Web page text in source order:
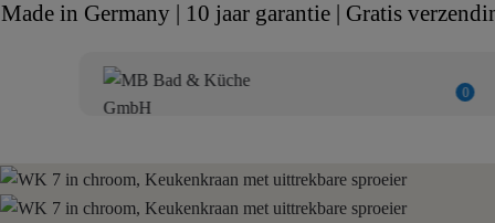
Made in Germany | 10 jaar garantie | Gratis
0